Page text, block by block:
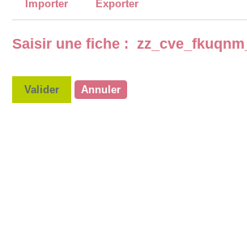
Importer Exporter
Saisir une fiche :
Valider Annuler